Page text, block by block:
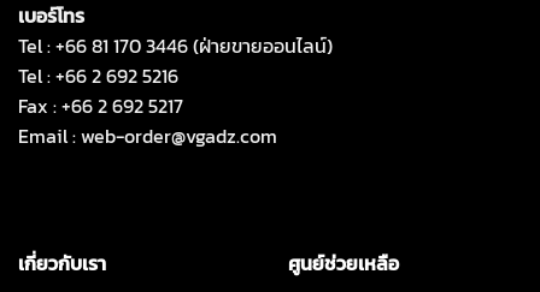
เบอร์โทร
Tel : +66 81 170 3446 (ฝ่ายขายออนไลน์)
Tel : +66 2 692 5216
Fax : +66 2 692 5217
Email :web-order@vgadz.com
เกี่ยวกับเรา
ศูนย์ช่วยเหลือ